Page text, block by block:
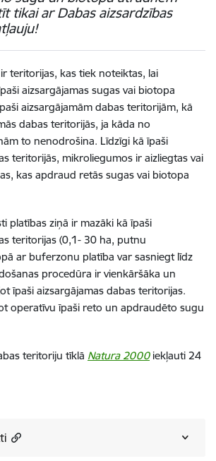
tikai ar Dabas aizsardzības
teritorijas, kas tiek noteiktas, lai
aizsargājamas sugas vai biotopa
aizsargājamām dabas teritorijām, kā
dabas teritorijās, ja kāda no
to nenodrošina. Līdzīgi kā īpaši
teritorijās, mikroliegumos ir aizliegtas vai
kas apdraud retās sugas vai biotopa
platības ziņā ir mazāki kā īpaši
teritorijas (0,1- 30 ha, putnu
ar buferzonu platība var sasniegt līdz
procedūra ir vienkāršāka un
īpaši aizsargājamas dabas teritorijas.
operatīvu īpaši reto un apdraudēto sugu
teritoriju tīklā Natura 2000iekļauti 24